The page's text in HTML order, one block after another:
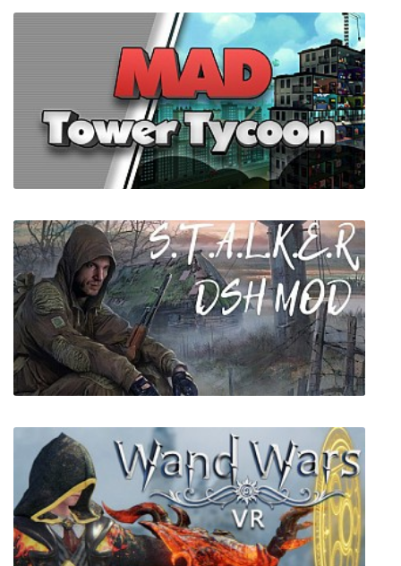
Ancestors The Humankind Odyssey
Mad Tower Tycoon
S.T.A.L.K.E.R. - DSH mod